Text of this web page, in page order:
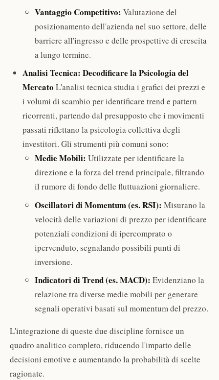
Vantaggio Competitivo: Valutazione del
posizionamento dell'azienda nel suo settore, delle
barriere all'ingresso e delle prospettive di crescita
a lungo termine.
Analisi Tecnica: Decodificare la Psicologia del
Mercato L'analisi tecnica studia i grafici dei prezzi e
i volumi di scambio per identificare trend e pattern
ricorrenti, partendo dal presupposto che i movimenti
passati riflettano la psicologia collettiva degli
investitori. Gli strumenti più comuni sono:
Medie Mobili: Utilizzate per identificare la
direzione e la forza del trend principale, filtrando
il rumore di fondo delle fluttuazioni giornaliere.
Oscillatori di Momentum (es. RSI): Misurano la
velocità delle variazioni di prezzo per identificare
potenziali condizioni di ipercomprato o
ipervenduto, segnalando possibili punti di
inversione.
Indicatori di Trend (es. MACD): Evidenziano la
relazione tra diverse medie mobili per generare
segnali operativi basati sul momentum del prezzo.
L'integrazione di queste due discipline fornisce un
quadro analitico completo, riducendo l'impatto delle
decisioni emotive e aumentando la probabilità di scelte
ragionate.